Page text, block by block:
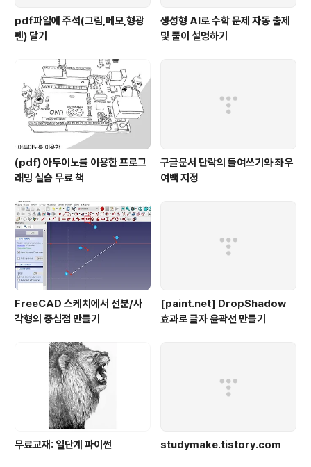
pdf파일에 주석(그림,메모,형광
펜) 달기
생성형 AI로 수학 문제 자동 출제
및 풀이 설명하기
(pdf) 아두이노를 이용한 프로그
래밍 실습 무료 책
구글문서 단락의 들여쓰기와 좌우
여백 지정
FreeCAD 스케치에서 선분/사
각형의 중심점 만들기
[paint.net] DropShadow
효과로 글자 윤곽선 만들기
무료교재: 일단계 파이썬 studymake.tistory.com